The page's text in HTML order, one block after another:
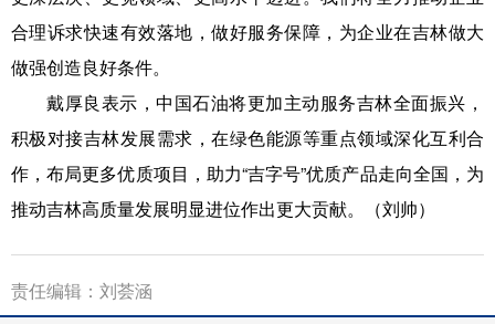
合理诉求快速有效落地，做好服务保障，为企业在吉林做大
做强创造良好条件。
戴厚良表示，中国石油将更加主动服务吉林全面振兴，
积极对接吉林发展需求，在绿色能源等重点领域深化互利合
作，布局更多优质项目，助力“吉字号”优质产品走向全国，为
推动吉林高质量发展明显进位作出更大贡献。（刘帅）
责任编辑：刘荟涵